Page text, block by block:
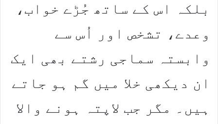
بلکہ اس کے ساتھ جُڑے خواب،
وعدے، تشخص اور اُس سے
وابستہ سماجی رشتے بھی ایک
ان دیکھی خلا میں گم ہو جاتے
ہیں۔ مگر جب لاپتہ ہونے والا